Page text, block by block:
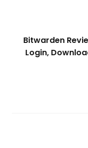
Bitwarden
Login,